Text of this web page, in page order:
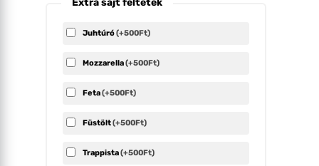
Extra sajt feltétek
Juhtúró(+500Ft)
Mozzarella(+500Ft)
Feta(+500Ft)
Füstölt(+500Ft)
Trappista(+500Ft)